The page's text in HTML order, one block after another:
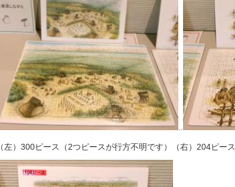
（左）300ピース（2つピースが行方不明です）（右）204ピース